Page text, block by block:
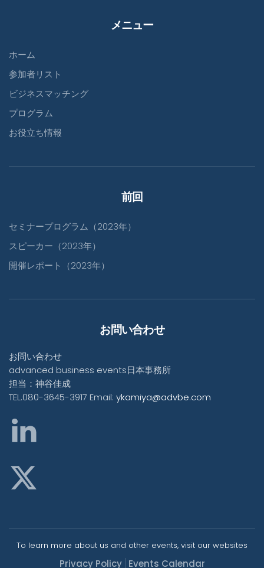
メニュー
ホーム
参加者リスト
ビジネスマッチング
プログラム
お役立ち情報
前回
セミナープログラム（2023年）
スピーカー（2023年）
開催レポート（2023年）
お問い合わせ
お問い合わせ
advanced business events日本事務所
担当：神谷佳成
TEL.080-3645-3917 Email: ykamiya@advbe.com
To learn more about us and other events, visit our websites
Privacy Policy Events Calendar